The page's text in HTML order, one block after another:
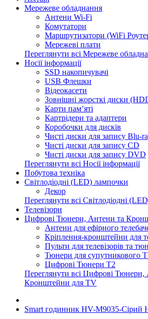
Мережеве обладнання
Антени Wi-Fi
Комутатори
Маршрутизатори (WiFi
Мережеві плати
Переглянути всі Мережеве
Носії інформації
SSD накопичувачі
USB Флешки
Відеокасети
Зовнішні жорсткі диски
Карти пам’яті
Картрідери та адаптери
Коробочки для дисків
Чисті диски для запису Blu-
Чисті диски для запису CD
Чисті диски для запису DVD
Переглянути всі Носії інформації
Побутова техніка
Світлодіодні (LED) лампочки
Декор
Переглянути всі Світлодіодні
Телевізори
Цифрові Тюнери, Антени та
Антени для ефірного
Кріплення-кронштейни для
Пульти для телевізорів та
Тюнери для супутникового
Цифрові Тюнери T2
Переглянути всі Цифрові Тюнери,
Кронштейни для TV
Smart годинник HV-M9035-Сірий